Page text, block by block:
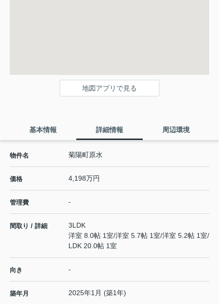
地図アプリで見る
基本情報 詳細情報 周辺環境
物件名 菊陽町原水
価格 4,198万円
管理費 -
間取り / 詳細
3LDK
洋室 8.0帖 1室/洋室 5.7帖 1室/洋室 5.2帖 1室/
LDK 20.0帖 1室
向き -
築年月 2025年1月 (築1年)